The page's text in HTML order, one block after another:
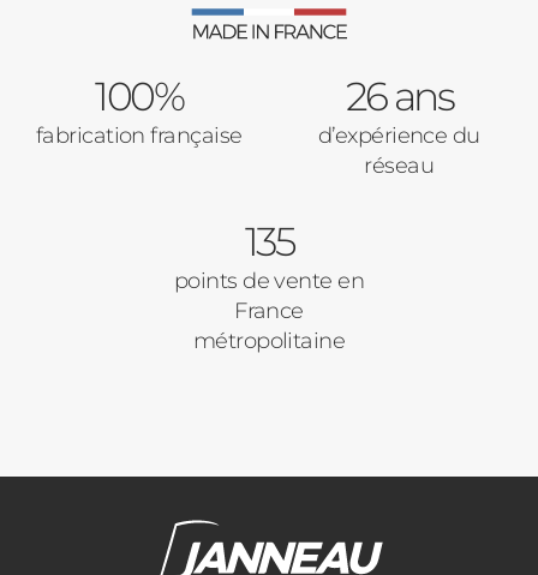
100%
fabrication française
26 ans
d’expérience du
réseau
135
points de vente en
France
métropolitaine